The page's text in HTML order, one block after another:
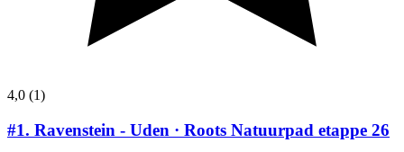
4,0 (1)
#1. Ravenstein - Uden · Roots Natuurpad etappe 26